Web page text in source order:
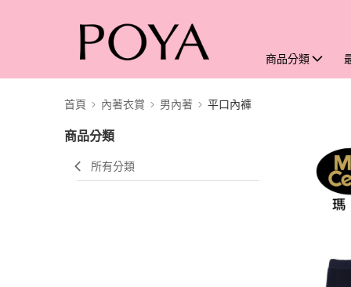
商品分類
首頁 內著衣賞 男內著 平口內褲
商品分類
所有分類